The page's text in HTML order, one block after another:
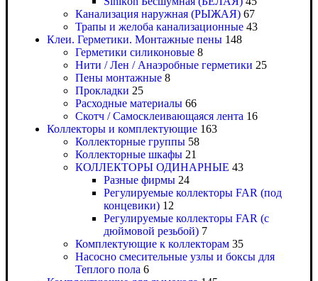
Канализация наружная (РЫЖАЯ) 67
Трапы и желоба канализационные 43
Клеи. Герметики. Монтажные пены 148
Герметики силиконовые 8
Нити / Лен / Анаэробные герметики 25
Пены монтажные 8
Прокладки 25
Расходные материалы 66
Скотч / Самосклеивающаяся лента 16
Коллекторы и комплектующие 163
Коллекторные группы 58
Коллекторные шкафы 21
КОЛЛЕКТОРЫ ОДИНАРНЫЕ 43
Разные фирмы 24
Регулируемые коллекторы FAR (под
концевики) 12
Регулируемые коллекторы FAR (с
дюймовой резьбой) 7
Комплектующие к коллекторам 35
Насосно смесительные узлы и боксы для
Теплого пола 6